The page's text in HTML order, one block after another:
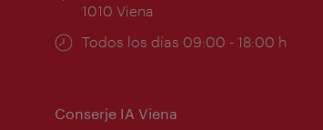
1010 Viena
Horarios
Todos los días 09:00 - 18:00 h
Conserje IA Viena